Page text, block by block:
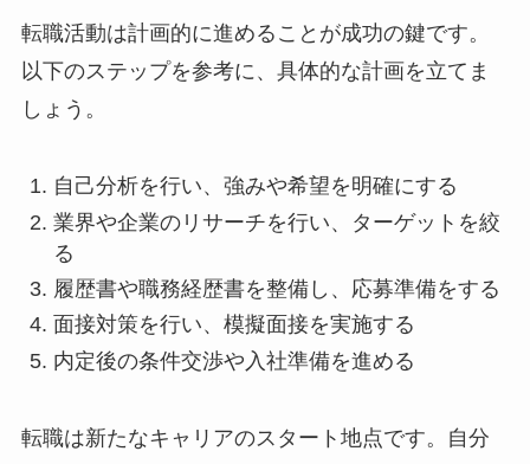
転職活動は計画的に進めることが成功の鍵です。
以下のステップを参考に、具体的な計画を立てま
しょう。
自己分析を行い、強みや希望を明確にする
業界や企業のリサーチを行い、ターゲットを絞
る
履歴書や職務経歴書を整備し、応募準備をする
面接対策を行い、模擬面接を実施する
内定後の条件交渉や入社準備を進める
転職は新たなキャリアのスタート地点です。自分